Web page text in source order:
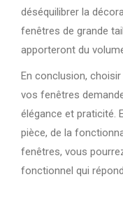
déséquilibrer la
fenêtres de grande
apporteront du
En conclusion,
vos fenêtres
élégance et praticité.
pièce, de la
fenêtres, vous
fonctionnel qui